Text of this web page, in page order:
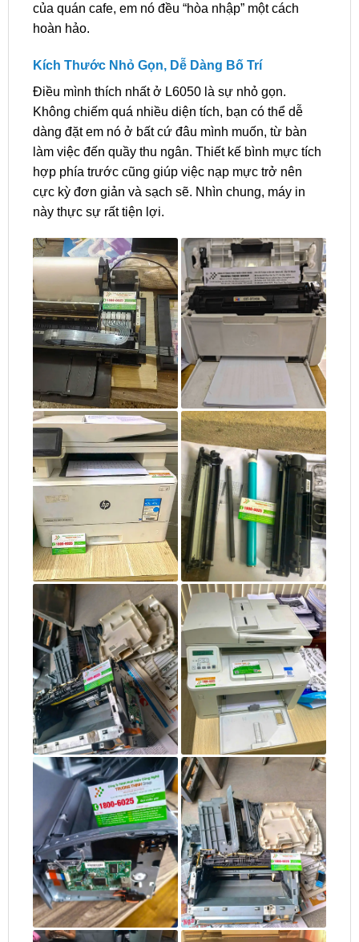
của quán cafe, em nó đều “hòa nhập” một cách
hoàn hảo.
Kích Thước Nhỏ Gọn, Dễ Dàng Bố Trí
Điều mình thích nhất ở L6050 là sự nhỏ gọn.
Không chiếm quá nhiều diện tích, bạn có thể dễ
dàng đặt em nó ở bất cứ đâu mình muốn, từ bàn
làm việc đến quầy thu ngân. Thiết kế bình mực tích
hợp phía trước cũng giúp việc nạp mực trở nên
cực kỳ đơn giản và sạch sẽ. Nhìn chung, máy in
này thực sự rất tiện lợi.